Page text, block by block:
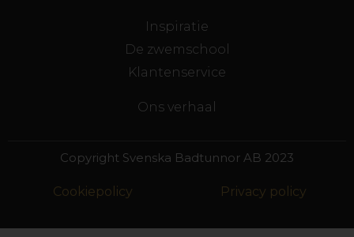
Inspiratie
De zwemschool
Klantenservice
Ons verhaal
Copyright Svenska Badtunnor AB 2023
Cookiepolicy Privacy policy